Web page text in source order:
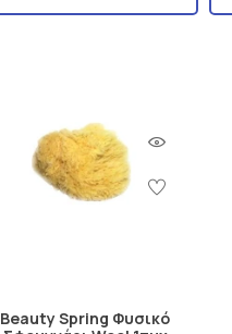
Beauty Spring Φυσικό